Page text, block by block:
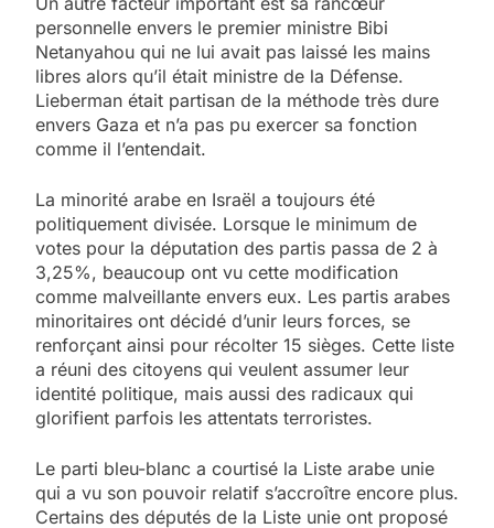
personnelle envers le premier ministre Bibi
Netanyahou qui ne lui avait pas laissé les mains
libres alors qu’il était ministre de la Défense.
Lieberman était partisan de la méthode très dure
envers Gaza et n’a pas pu exercer sa fonction
comme il l’entendait.
La minorité arabe en Israël a toujours été
politiquement divisée. Lorsque le minimum de
votes pour la députation des partis passa de 2 à
3,25%, beaucoup ont vu cette modification
comme malveillante envers eux. Les partis arabes
minoritaires ont décidé d’unir leurs forces, se
renforçant ainsi pour récolter 15 sièges. Cette liste
a réuni des citoyens qui veulent assumer leur
identité politique, mais aussi des radicaux qui
glorifient parfois les attentats terroristes.
Le parti bleu-blanc a courtisé la Liste arabe unie
qui a vu son pouvoir relatif s’accroître encore plus.
Certains des députés de la Liste unie ont proposé